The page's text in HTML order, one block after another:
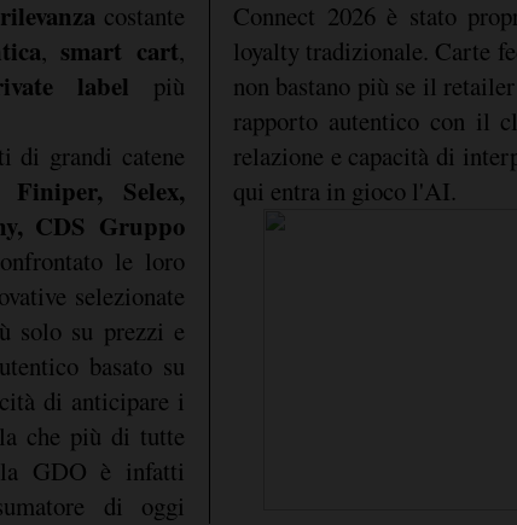
rilevanza costante
, smart cart,
label più
di grandi catene
Selex,
CDS Gruppo
le loro
selezionate
solo su prezzi e
basato su
di anticipare i
che più di tutte
GDO è infatti
Connect 2026 è stato
loyalty tradizionale. Carte
non bastano più se il
rapporto autentico con il
relazione e capacità di
qui entra in gioco l'AI.